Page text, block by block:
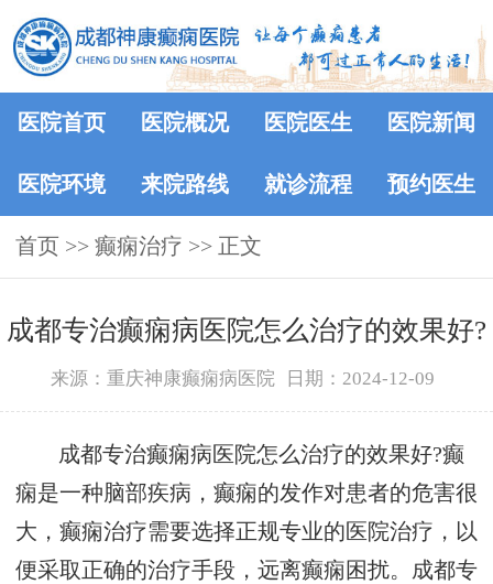
医院首页 医院概况 医院医生 医院新闻
医院环境 来院路线 就诊流程 预约医生
首页 >> 癫痫治疗 >> 正文
成都专治癫痫病医院怎么治疗的效果好?
来源：重庆神康癫痫病医院 日期：2024-12-09
成都专治癫痫病医院怎么治疗的效果好?癫
痫是一种脑部疾病，癫痫的发作对患者的危害很
大，癫痫治疗需要选择正规专业的医院治疗，以
便采取正确的治疗手段，远离癫痫困扰。成都专